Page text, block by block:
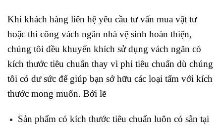
Khi khách hàng liên hệ yêu cầu tư vấn mua vật tư
hoặc thi công vách ngăn nhà vệ sinh hoàn thiện,
chúng tôi đều khuyến khích sử dụng vách ngăn có
kích thước tiêu chuẩn thay vì phi tiêu chuẩn dù chúng
tôi có dư sức để giúp bạn sở hữu các loại tấm với kích
thước mong muốn. Bởi lẽ
Sản phẩm có kích thước tiêu chuẩn luôn có sẵn tại